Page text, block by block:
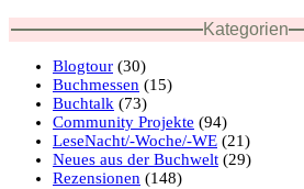
Kategorien
Blogtour (30)
Buchmessen (15)
Buchtalk (73)
Community Projekte (94)
LeseNacht/-Woche/-WE (21)
Neues aus der Buchwelt (29)
Rezensionen (148)